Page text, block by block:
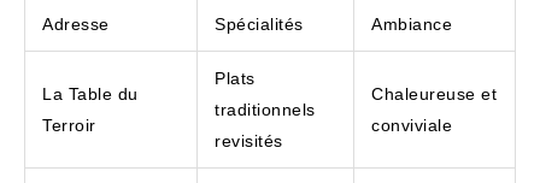
Adresse Spécialités Ambiance
La Table du
Terroir
Plats
traditionnels
revisités
Chaleureuse et
conviviale